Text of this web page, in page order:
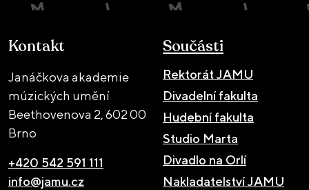
Kontakt
Janáčkova akademie
múzických umění
Beethovenova 2,602 00
Brno
+420 542 591 111
info@jamu.cz
Součásti
Rektorát JAMU
Divadelní fakulta
Hudební fakulta
Studio Marta
Divadlo na Orlí
Nakladatelství JAMU